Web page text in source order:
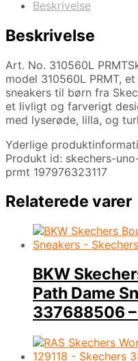
Beskrivelse
Beskrivelse
Art. No. 310560L
model 310560L PRMT,
sneakers til børn fra
et livligt og farverigt
med lyserøde, lilla, og
Yderlige
Produkt id: skechers-
prmt 197976323117
Relaterede varer
BKW
Path Dame
337688506